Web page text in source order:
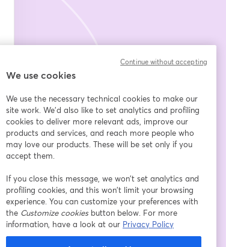
We use cookies
We use the necessary technical cookies to make our
site work. We'd also like to set analytics and profiling
cookies to deliver more relevant ads, improve our
products and services, and reach more people who
may love our products. These will be set only if you
accept them.
If you close this message, we won’t set analytics and
profiling cookies, and this won’t limit your browsing
experience. You can customize your preferences with
the Customize cookiesbutton below. For more
information, have a look at our Privacy Policy
Continue without accepting